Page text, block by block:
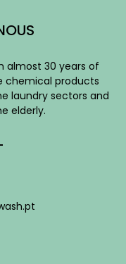
almost 30 years of
chemical products
laundry sectors and
elderly.